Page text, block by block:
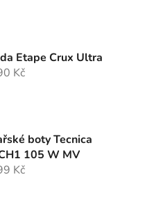
Etape Crux Ultra
Kč
boty Tecnica
105 W MV
Kč